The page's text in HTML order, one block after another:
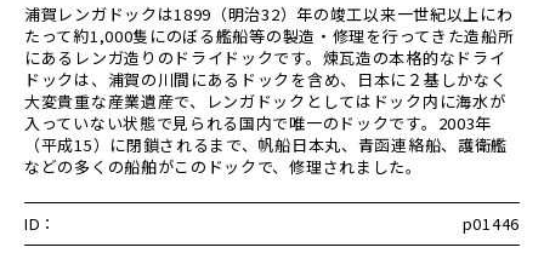
浦賀レンガドックは1899（明治32）年の竣工以来一世紀以上にわ
たって約1,000隻にのぼる艦船等の製造・修理を行ってきた造船所
にあるレンガ造りのドライドックです。煉瓦造の本格的なドライ
ドックは、浦賀の川間にあるドックを含め、日本に２基しかなく
大変貴重な産業遺産で、レンガドックとしてはドック内に海水が
入っていない状態で見られる国内で唯一のドックです。2003年
（平成15）に閉鎖されるまで、帆船日本丸、青函連絡船、護衛艦
などの多くの船舶がこのドックで、修理されました。
ID：
p01446